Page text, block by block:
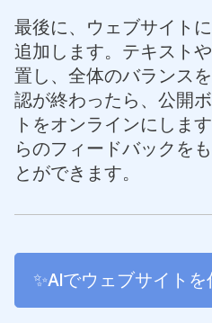
最後に、ウェブサイト
追加します。テキスト
置し、全体のバランス
認が終わったら、公開
トをオンラインにしま
らのフィードバックを
とができます。
✨AIでウェブサイトを